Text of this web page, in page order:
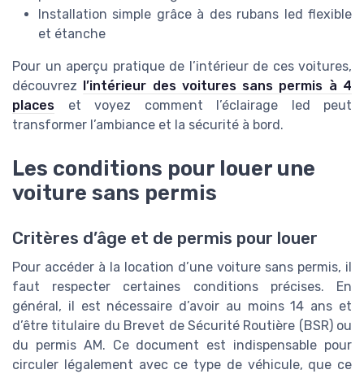
Installation simple grâce à des rubans led flexible
et étanche
Pour un aperçu pratique de l’intérieur de ces voitures,
découvrez l’intérieur des voitures sans permis à 4
places et voyez comment l’éclairage led peut
transformer l’ambiance et la sécurité à bord.
Les conditions pour louer une
voiture sans permis
Critères d’âge et de permis pour louer
Pour accéder à la location d’une voiture sans permis, il
faut respecter certaines conditions précises. En
général, il est nécessaire d’avoir au moins 14 ans et
d’être titulaire du Brevet de Sécurité Routière (BSR) ou
du permis AM. Ce document est indispensable pour
circuler légalement avec ce type de véhicule, que ce